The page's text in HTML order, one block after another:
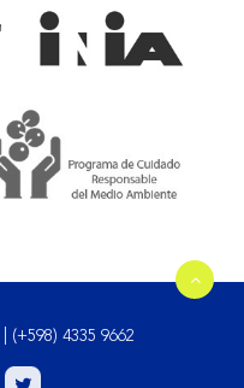
(+598) 4335 9662